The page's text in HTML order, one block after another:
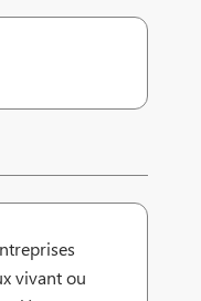
vivant ou